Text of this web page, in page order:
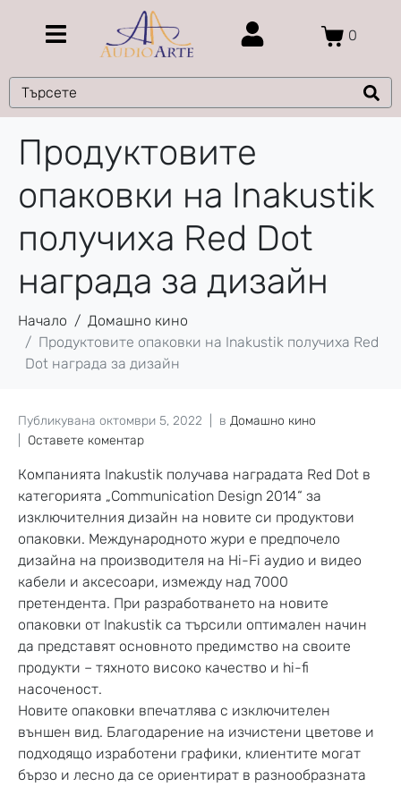
0
Продуктовите
опаковки на Inakustik
получиха Red Dot
награда за дизайн
Начало
Домашно кино
Продуктовите опаковки на Inakustik получиха Red
Dot награда за дизайн
Публикувана октомври 5, 2022 в Домашно кино
Оставете коментар
Компанията Inakustik получава наградата Red Dot в
категорията „Communication Design 2014“ за
изключителния дизайн на новите си продуктови
опаковки. Международното жури е предпочело
дизайна на производителя на Hi-Fi аудио и видео
кабели и аксесоари, измежду над 7000
претендента. При разработването на новите
опаковки от Inakustik са търсили оптимален начин
да представят основното предимство на своите
продукти – тяхното високо качество и hi-fi
насоченост.
Новите опаковки впечатлява с изключителен
външен вид. Благодарение на изчистени цветове и
подходящо изработени графики, клиентите могат
бързо и лесно да се ориентират в разнообразната